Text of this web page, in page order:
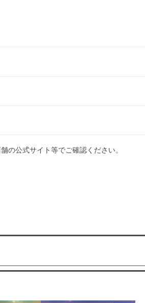
の公式サイト等でご確認ください。